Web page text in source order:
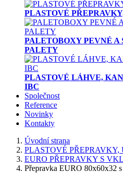
PLASTOVÉ
PALETOBOXY PEVNÉ
PALETY
PLASTOVÉ LÁHVE,
IBC
Společnost
Reference
Novinky
Kontakty
Úvodní strana
PLASTOVÉ
EURO PŘEPRAVKY S
Přepravka EURO 80x60x32